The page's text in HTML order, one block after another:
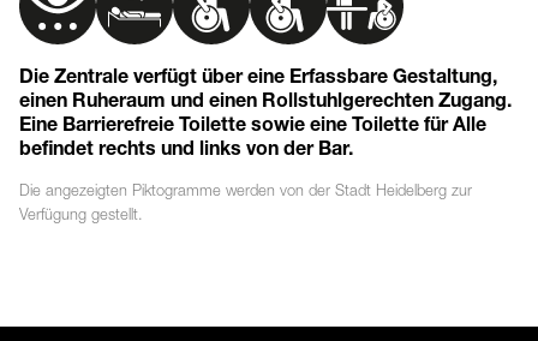
Die Zentrale verfügt über eine Erfassbare Gestaltung,
einen Ruheraum und einen Rollstuhlgerechten Zugang.
Eine Barrierefreie Toilette sowie eine Toilette für Alle
befindet rechts und links von der Bar.
Die angezeigten Piktogramme werden von der Stadt Heidelberg zur
Verfügung gestellt.